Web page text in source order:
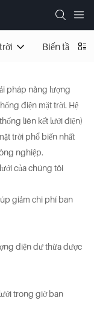
Biến tần
pháp năng lượng
điện mặt trời. Hệ
liên kết lưới điện)
trời phổ biến nhất
nghiệp.
của chúng tôi
giảm chi phí ban
điện dư thừa được
trong giờ ban